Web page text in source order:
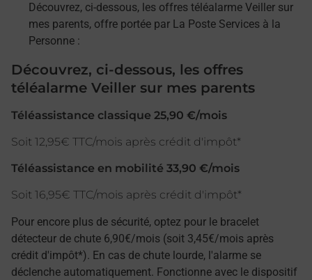
Découvrez, ci-dessous, les offres téléalarme Veiller sur
mes parents, offre portée par La Poste Services à la
Personne :
Découvrez, ci-dessous, les offres
téléalarme Veiller sur mes parents
Téléassistance classique 25,90 €/mois
Soit 12,95€ TTC/mois après crédit d'impôt*
Téléassistance en mobilité 33,90 €/mois
Soit 16,95€ TTC/mois après crédit d'impôt*
Pour encore plus de sécurité, optez pour le bracelet
détecteur de chute 6,90€/mois (soit 3,45€/mois après
crédit d'impôt*). En cas de chute lourde, l'alarme se
déclenche automatiquement. Fonctionne avec le dispositif